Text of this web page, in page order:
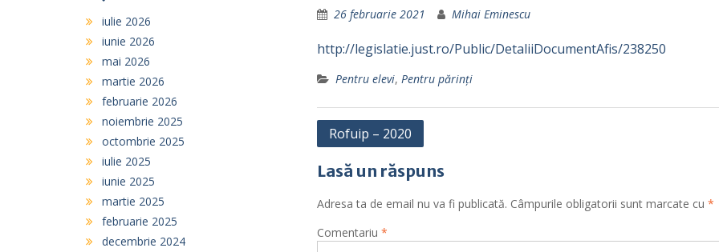
26 februarie 2021 Mihai Eminescu
http://legislatie.just.ro/Public/DetaliiDocumentAfis/238250
Pentru elevi, Pentru părinţi
Navigare
articole
Rofuip – 2020
Lasă un răspuns
Adresa ta de email nu va fi publicată. Câmpurile obligatorii sunt marcate cu *
Comentariu *
iulie 2026
iunie 2026
mai 2026
martie 2026
februarie 2026
noiembrie 2025
octombrie 2025
iulie 2025
iunie 2025
martie 2025
februarie 2025
decembrie 2024